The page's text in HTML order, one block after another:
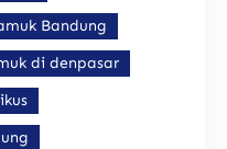
Bandung
di denpasar